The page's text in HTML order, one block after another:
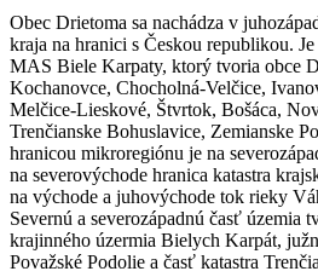
Obec Drietoma sa nachádza v
kraja na hranici s Českou republikou.
MAS Biele Karpaty, ktorý tvoria obce
Kochanovce, Chocholná-Velčice,
Melčice-Lieskové, Štvrtok, Bošáca,
Trenčianske Bohuslavice, Zemianske
hranicou mikroregiónu je na
na severovýchode hranica katastra
na východe a juhovýchode tok rieky
Severnú a severozápadnú časť územia
krajinného úzermia Bielych Karpát,
Považské Podolie a časť katastra